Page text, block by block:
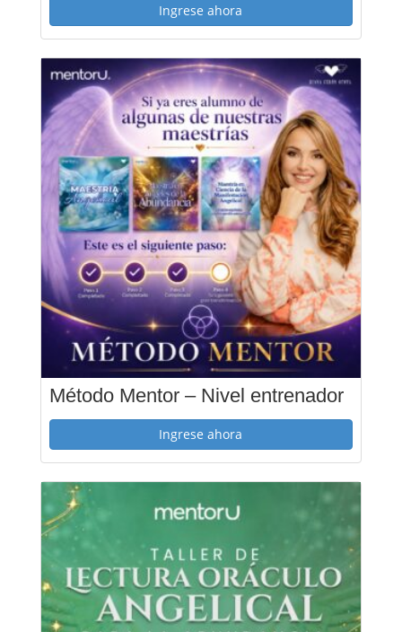
Ingrese ahora
Método Mentor – Nivel entrenador
Ingrese ahora